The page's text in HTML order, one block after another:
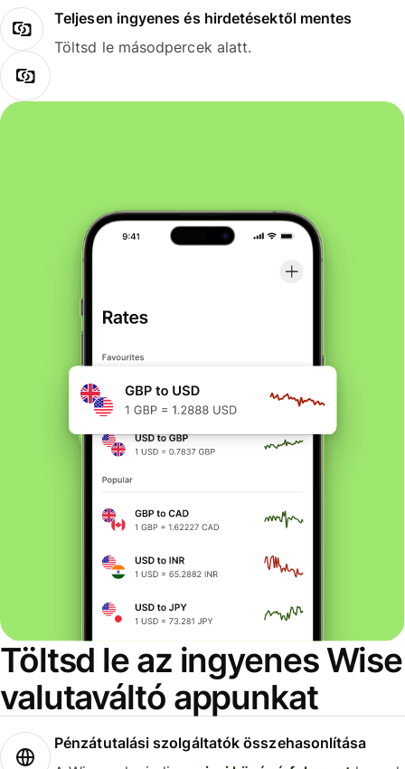
Teljesen ingyenes és hirdetésektől mentes
Töltsd le másodpercek alatt.
Töltsd le az ingyenes Wise
valutaváltó appunkat
Pénzátutalási szolgáltatók összehasonlítása